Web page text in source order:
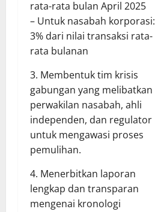
rata-rata bulan April 2025
– Untuk nasabah korporasi:
3% dari nilai transaksi rata-
rata bulanan
3. Membentuk tim krisis
gabungan yang melibatkan
perwakilan nasabah, ahli
independen, dan regulator
untuk mengawasi proses
pemulihan.
4. Menerbitkan laporan
lengkap dan transparan
mengenai kronologi